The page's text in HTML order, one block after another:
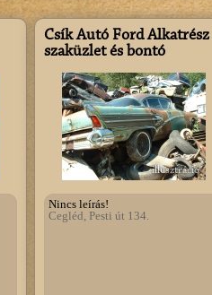
Csík Autó Ford Alkatrész
szaküzlet és bontó
illusztráció
Nincs leírás!
Cegléd, Pesti út 134.